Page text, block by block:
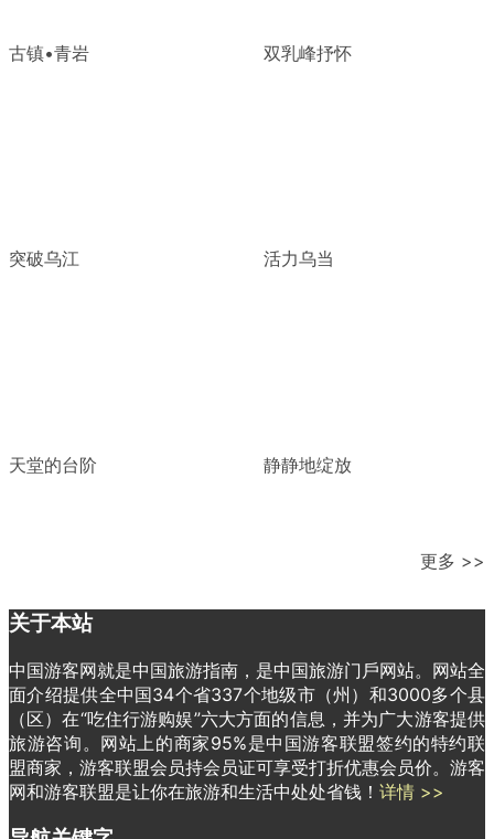
古镇•青岩 双乳峰抒怀
突破乌江 活力乌当
天堂的台阶 静静地绽放
更多 >>
关于本站
中国游客网就是中国旅游指南，是中国旅游门戶网站。网站全
面介绍提供全中国34个省337个地级市（州）和3000多个县
（区）在“吃住行游购娱”六大方面的信息，并为广大游客提供
旅游咨询。网站上的商家95%是中国游客联盟签约的特约联
盟商家，游客联盟会员持会员证可享受打折优惠会员价。游客
网和游客联盟是让你在旅游和生活中处处省钱！ 详情 >>